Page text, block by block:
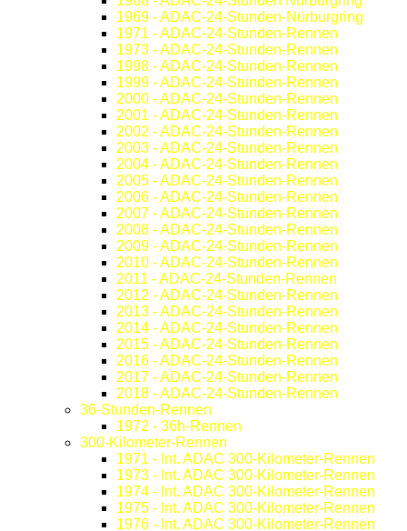
1969 - ADAC-24-Stunden-Nürburgring
1971 - ADAC-24-Stunden-Rennen
1973 - ADAC-24-Stunden-Rennen
1998 - ADAC-24-Stunden-Rennen
1999 - ADAC-24-Stunden-Rennen
2000 - ADAC-24-Stunden-Rennen
2001 - ADAC-24-Stunden-Rennen
2002 - ADAC-24-Stunden-Rennen
2003 - ADAC-24-Stunden-Rennen
2004 - ADAC-24-Stunden-Rennen
2005 - ADAC-24-Stunden-Rennen
2006 - ADAC-24-Stunden-Rennen
2007 - ADAC-24-Stunden-Rennen
2008 - ADAC-24-Stunden-Rennen
2009 - ADAC-24-Stunden-Rennen
2010 - ADAC-24-Stunden-Rennen
2011 - ADAC-24-Stunden-Rennen
2012 - ADAC-24-Stunden-Rennen
2013 - ADAC-24-Stunden-Rennen
2014 - ADAC-24-Stunden-Rennen
2015 - ADAC-24-Stunden-Rennen
2016 - ADAC-24-Stunden-Rennen
2017 - ADAC-24-Stunden-Rennen
2018 - ADAC-24-Stunden-Rennen
36-Stunden-Rennen
1972 - 36h-Rennen
300-Kilometer-Rennen
1971 - Int. ADAC 300-Kilometer-Rennen
1973 - Int. ADAC 300-Kilometer-Rennen
1974 - Int. ADAC 300-Kilometer-Rennen
1975 - Int. ADAC 300-Kilometer-Rennen
1976 - Int. ADAC 300-Kilometer-Rennen